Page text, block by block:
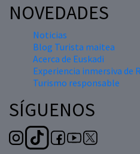
NOVEDADES
Noticias
Blog Turista maitea
Acerca de Euskadi
Experiencia inmersiva de
Turismo responsable
SÍGUENOS